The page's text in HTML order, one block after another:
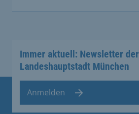
Immer aktuell: Newsletter der
Landeshauptstadt München
Anmelden